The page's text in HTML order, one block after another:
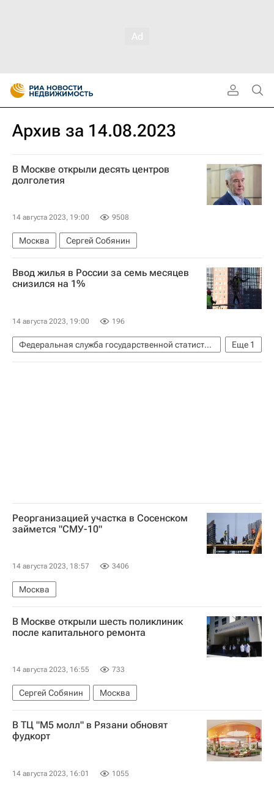
Архив за 14.08.2023
В Москве открыли десять центров
долголетия
14 августа 2023, 19:00 9508
Москва Сергей Собянин
Ввод жилья в России за семь месяцев
снизился на 1%
14 августа 2023, 19:00 196
Еще 1
Федеральная служба государственной статистики (Росстат)
Жилье
Реорганизацией участка в Сосенском
займется "СМУ-10"
14 августа 2023, 18:57 3406
Москва
В Москве открыли шесть поликлиник
после капитального ремонта
14 августа 2023, 16:55 733
Сергей Собянин Москва
В ТЦ "М5 молл" в Рязани обновят
фудкорт
14 августа 2023, 16:01 1055